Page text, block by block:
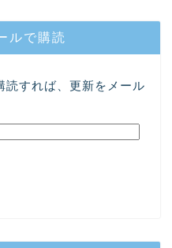
ルで購読
読すれば、更新をメール